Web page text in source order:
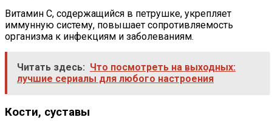
Витамин C, содержащийся в петрушке, укрепляет
иммунную систему, повышает сопротивляемость
организма к инфекциям и заболеваниям.
Читать здесь: Что посмотреть на выходных:
лучшие сериалы для любого настроения
Кости, суставы